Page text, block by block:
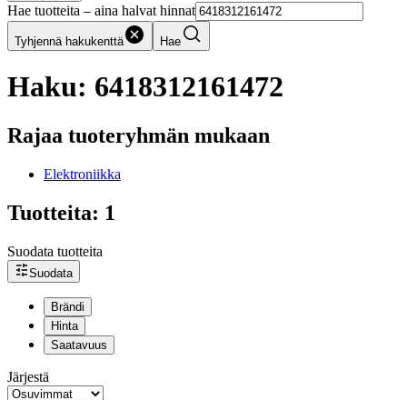
Hae tuotteita – aina halvat hinnat
Tyhjennä hakukenttä Hae
Haku: 6418312161472
Rajaa tuoteryhmän mukaan
Elektroniikka
Tuotteita: 1
Suodata tuotteita
Suodata
Brändi
Hinta
Saatavuus
Järjestä